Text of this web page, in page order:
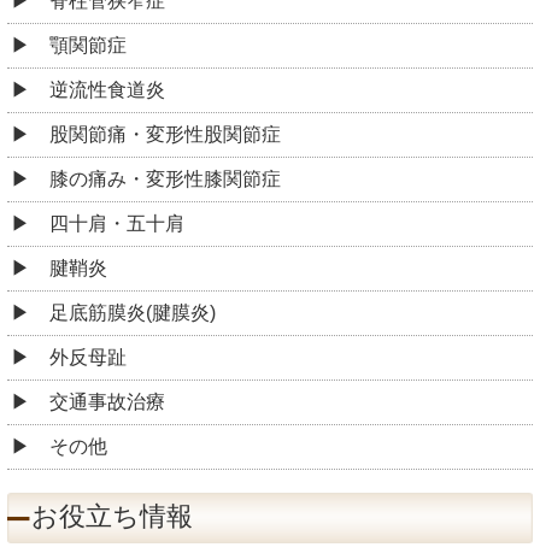
顎関節症
逆流性食道炎
股関節痛・変形性股関節症
膝の痛み・変形性膝関節症
四十肩・五十肩
腱鞘炎
足底筋膜炎(腱膜炎)
外反母趾
交通事故治療
その他
お役立ち情報